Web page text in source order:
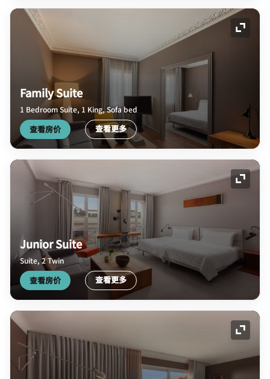
展开
Family Suite
1 Bedroom Suite, 1 King, Sofa bed
查看房价 查看更多
展开
Junior Suite
Suite, 2 Twin
查看房价 查看更多
展开